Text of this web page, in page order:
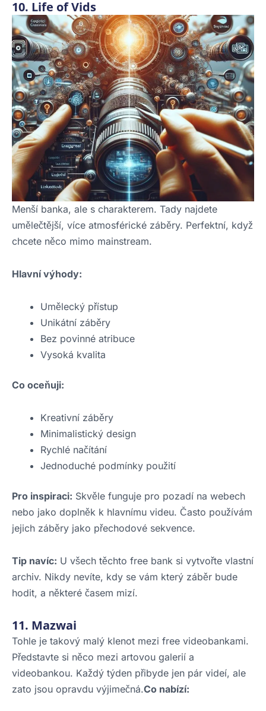
10. Life of Vids
Menší banka, ale s charakterem. Tady najdete
umělečtější, více atmosférické záběry. Perfektní, když
chcete něco mimo mainstream.
Hlavní výhody:
Umělecký přístup
Unikátní záběry
Bez povinné atribuce
Vysoká kvalita
Co oceňuji:
Kreativní záběry
Minimalistický design
Rychlé načítání
Jednoduché podmínky použití
Pro inspiraci: Skvěle funguje pro pozadí na webech
nebo jako doplněk k hlavnímu videu. Často používám
jejich záběry jako přechodové sekvence.
Tip navíc: U všech těchto free bank si vytvořte vlastní
archiv. Nikdy nevíte, kdy se vám který záběr bude
hodit, a některé časem mizí.
11. Mazwai
Tohle je takový malý klenot mezi free videobankami.
Představte si něco mezi artovou galerií a
videobankou. Každý týden přibyde jen pár videí, ale
zato jsou opravdu výjimečná.Co nabízí: